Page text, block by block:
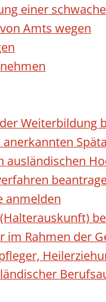
einer
Amts wegen
Weiterbildung
ausländischen
anmelden
Rahmen der